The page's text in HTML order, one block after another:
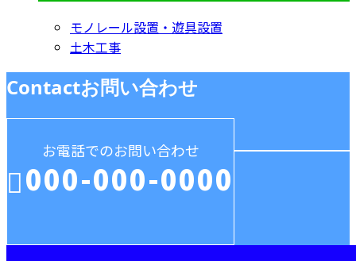
モノレール設置・遊具設置
土木工事
Contactお問い合わせ
お電話でのお問い合わせ
000-000-0000